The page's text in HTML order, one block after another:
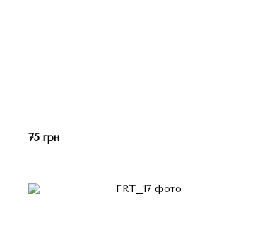
75 грн